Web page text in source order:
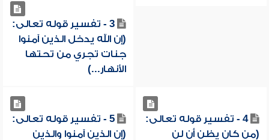
3 - تفسير قوله تعالى:
(إن الله يدخل الذين آمنوا
جنات تجري من تحتها
الأنهار...)
4 - تفسير قوله تعالى:
(من كان يظن أن لن
5 - تفسير قوله تعالى:
(إن الذين آمنوا والذين